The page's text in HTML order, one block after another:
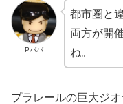
Pパパ
都市圏と
両方が開
ね。
プラレールの巨大ジ